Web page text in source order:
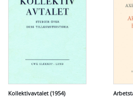
Kollektivavtalet (1954)